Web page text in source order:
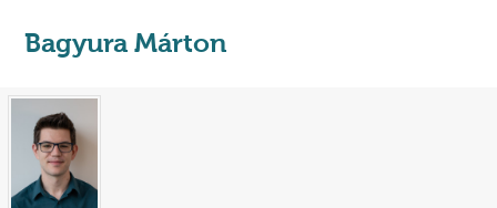
Bagyura Márton